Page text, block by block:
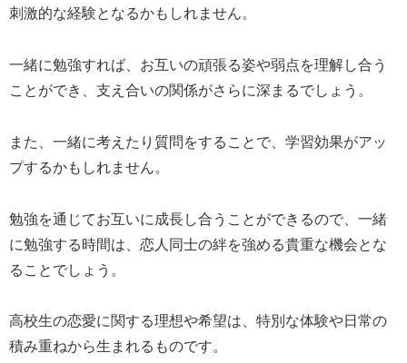
刺激的な経験となるかもしれません。
一緒に勉強すれば、お互いの頑張る姿や弱点を理解し合う
ことができ、支え合いの関係がさらに深まるでしょう。
また、一緒に考えたり質問をすることで、学習効果がアッ
プするかもしれません。
勉強を通じてお互いに成長し合うことができるので、一緒
に勉強する時間は、恋人同士の絆を強める貴重な機会とな
ることでしょう。
高校生の恋愛に関する理想や希望は、特別な体験や日常の
積み重ねから生まれるものです。